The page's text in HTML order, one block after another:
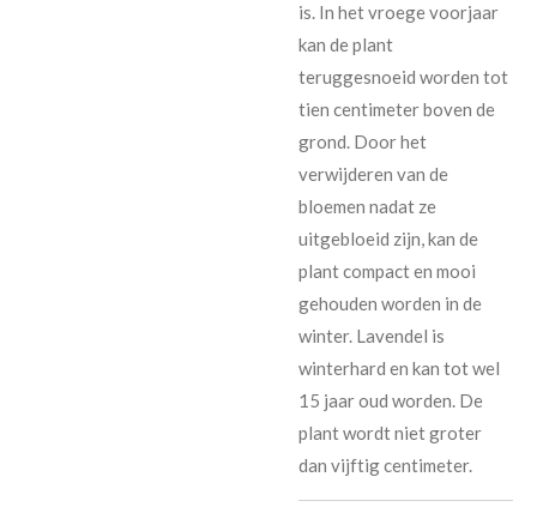
is. In het vroege voorjaar
kan de plant
teruggesnoeid worden tot
tien centimeter boven de
grond. Door het
verwijderen van de
bloemen nadat ze
uitgebloeid zijn, kan de
plant compact en mooi
gehouden worden in de
winter. Lavendel is
winterhard en kan tot wel
15 jaar oud worden. De
plant wordt niet groter
dan vijftig centimeter.